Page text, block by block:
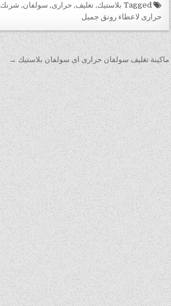
Tagged بلاستيك, تغليف, حرارى, سولفان, شرنك
حرارى لاعطاء رونق جميل
تصفّح
المقالات
ماكينة تغليف سولفان حرارى اى سولفان بلاستيك →